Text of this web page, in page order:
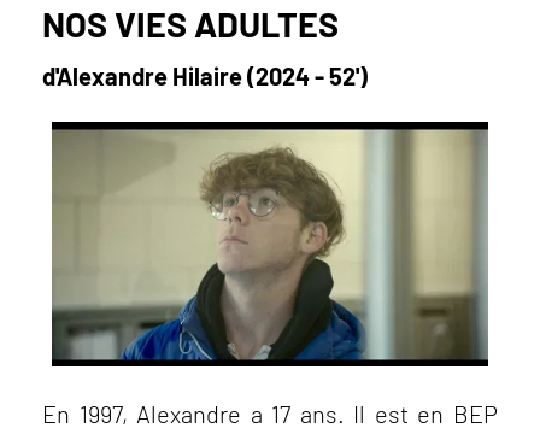
NOS VIES ADULTES
d'Alexandre Hilaire (2024 - 52')
En 1997, Alexandre a 17 ans. Il est en BEP